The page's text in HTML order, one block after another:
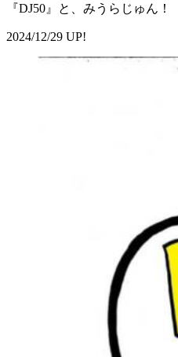
『DJ50』と、みうらじゅん！
2024/12/29 UP!